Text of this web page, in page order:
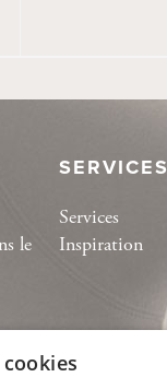
le
SERVICES
Services
Inspiration